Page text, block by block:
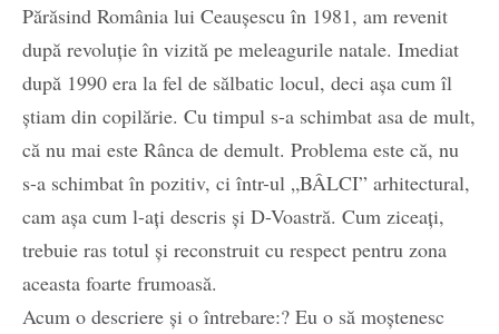
Părăsind România lui Ceaușescu în 1981, am revenit
după revoluție în vizită pe meleagurile natale. Imediat
după 1990 era la fel de sălbatic locul, deci așa cum îl
știam din copilărie. Cu timpul s-a schimbat asa de mult,
că nu mai este Rânca de demult. Problema este că, nu
s-a schimbat în pozitiv, ci într-ul „BÂLCI” arhitectural,
cam așa cum l-ați descris și D-Voastră. Cum ziceați,
trebuie ras totul și reconstruit cu respect pentru zona
aceasta foarte frumoasă.
Acum o descriere și o întrebare:? Eu o să moștenesc